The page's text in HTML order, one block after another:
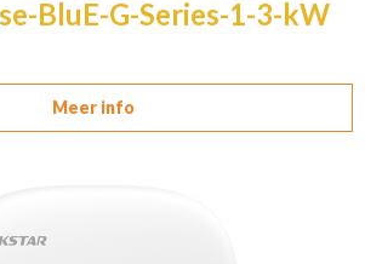
BluE-G-Series-1-3-kW
Meer info